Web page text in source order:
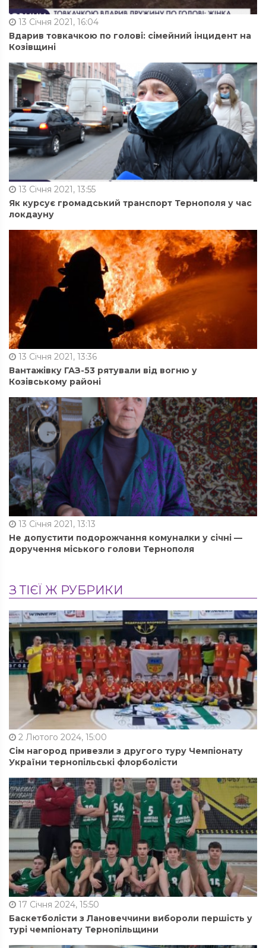
13 Січня 2021, 16:04
Вдарив товкачкою по голові: сімейний інцидент на
Козівщині
13 Січня 2021, 13:55
Як курсує громадський транспорт Тернополя у час
локдауну
13 Січня 2021, 13:36
Вантажівку ГАЗ-53 рятували від вогню у
Козівському районі
13 Січня 2021, 13:13
Не допустити подорожчання комуналки у січні —
доручення міського голови Тернополя
З ТІЄЇ Ж РУБРИКИ
2 Лютого 2024, 15:00
Сім нагород привезли з другого туру Чемпіонату
України тернопільські флорболісти
17 Січня 2024, 15:50
Баскетболісти з Лановеччини вибороли першість у
турі чемпіонату Тернопільщини